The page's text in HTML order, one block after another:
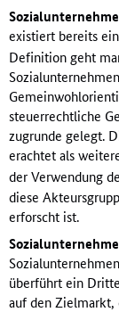
existiert bereits
Definition geht
steuerrechtliche
zugrunde gelegt.
erachtet als
der Verwendung
diese
erforscht ist.
überführt ein
auf den Zielmarkt,